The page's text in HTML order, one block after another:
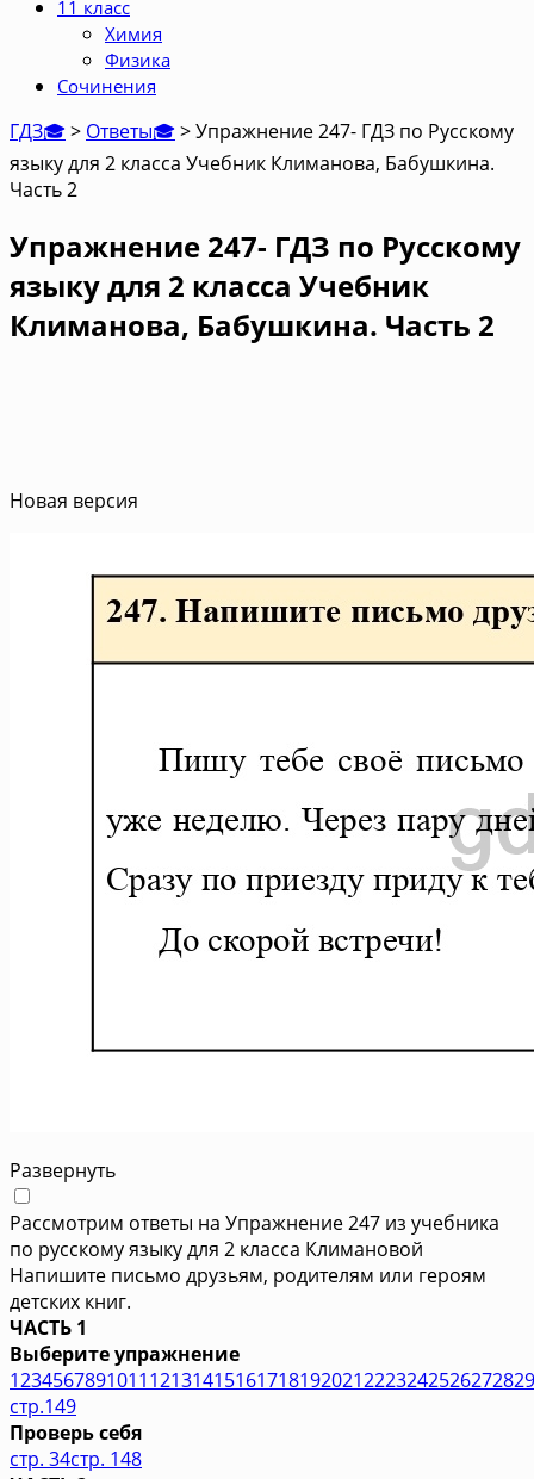
11 класс
Химия
Физика
Сочинения
ГДЗ🎓> Ответы🎓>Упражнение 247- ГДЗ по Русскому
языку для 2 класса Учебник Климанова, Бабушкина.
Часть 2
Упражнение 247- ГДЗ по Русскому
языку для 2 класса Учебник
Климанова, Бабушкина. Часть 2
Новая версия
Развернуть
Рассмотрим ответы на Упражнение 247 из учебника
по русскому языку для 2 класса Климановой
Напишите письмо друзьям, родителям или героям
детских книг.
ЧАСТЬ 1
Выберите упражнение
1234567891011121314151617181920212223242526272829
стр.149
Проверь себя
стр. 34стр. 148